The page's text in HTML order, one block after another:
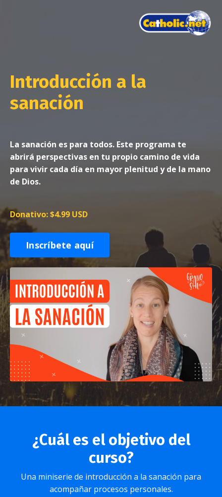
Introducción a la
sanación
La sanación es para todos. Este programa te
abrirá perspectivas en tu propio camino de vida
para vivir cada día en mayor plenitud y de la mano
de Dios.
Donativo: $4.99 USD
Inscríbete aquí
¿Cuál es el objetivo del
curso?
Una miniserie de introducción a la sanación para
acompañar procesos personales.